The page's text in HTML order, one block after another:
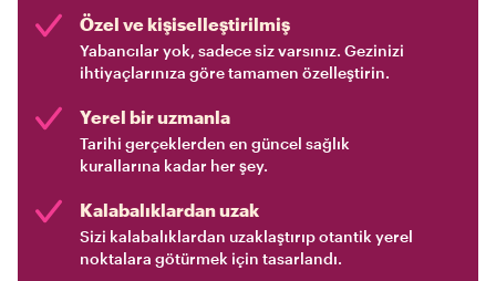
Özel ve kişiselleştirilmiş
Yabancılar yok, sadece siz varsınız. Gezinizi
ihtiyaçlarınıza göre tamamen özelleştirin.
Yerel bir uzmanla
Tarihi gerçeklerden en güncel sağlık
kurallarına kadar her şey.
Kalabalıklardan uzak
Sizi kalabalıklardan uzaklaştırıp otantik yerel
noktalara götürmek için tasarlandı.